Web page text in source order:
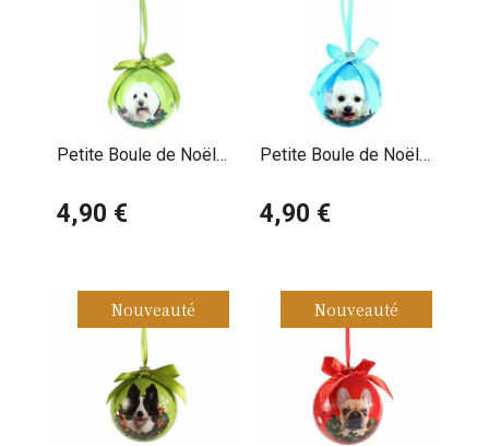
Petite Boule de Noël
4,90 €
Petite Boule de Noël
4,90 €
Nouveauté Nouveauté